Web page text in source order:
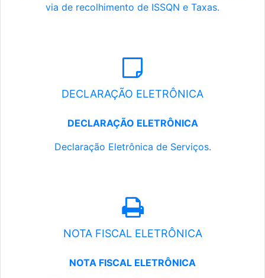
via de recolhimento de ISSQN e Taxas.
DECLARAÇÃO ELETRÔNICA
DECLARAÇÃO ELETRÔNICA
Declaração Eletrônica de Serviços.
NOTA FISCAL ELETRÔNICA
NOTA FISCAL ELETRÔNICA